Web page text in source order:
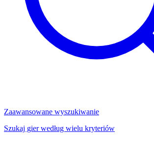
Zaawansowane wyszukiwanie
Szukaj gier według wielu kryteriów